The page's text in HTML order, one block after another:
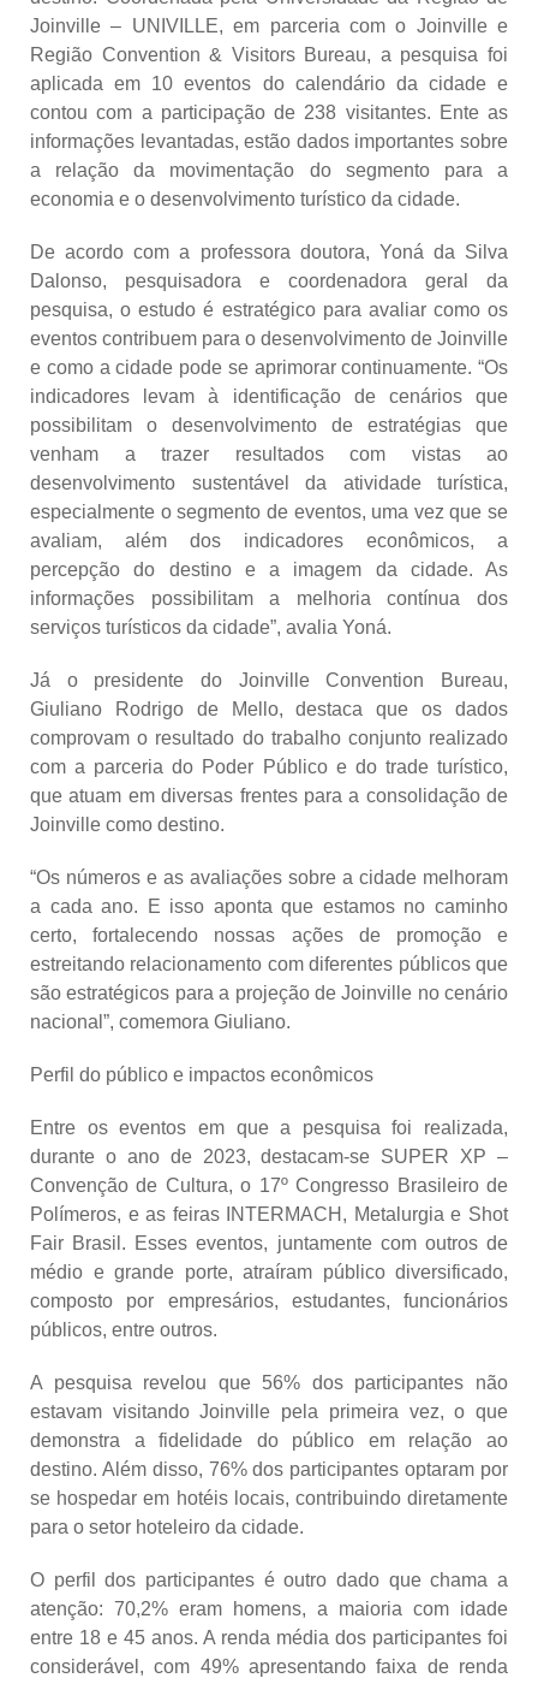
Joinville – UNIVILLE, em parceria com o Joinville e
Região Convention & Visitors Bureau, a pesquisa foi
aplicada em 10 eventos do calendário da cidade e
contou com a participação de 238 visitantes. Ente as
informações levantadas, estão dados importantes sobre
a relação da movimentação do segmento para a
economia e o desenvolvimento turístico da cidade.
De acordo com a professora doutora, Yoná da Silva
Dalonso, pesquisadora e coordenadora geral da
pesquisa, o estudo é estratégico para avaliar como os
eventos contribuem para o desenvolvimento de Joinville
e como a cidade pode se aprimorar continuamente. “Os
indicadores levam à identificação de cenários que
possibilitam o desenvolvimento de estratégias que
venham a trazer resultados com vistas ao
desenvolvimento sustentável da atividade turística,
especialmente o segmento de eventos, uma vez que se
avaliam, além dos indicadores econômicos, a
percepção do destino e a imagem da cidade. As
informações possibilitam a melhoria contínua dos
serviços turísticos da cidade”, avalia Yoná.
Já o presidente do Joinville Convention Bureau,
Giuliano Rodrigo de Mello, destaca que os dados
comprovam o resultado do trabalho conjunto realizado
com a parceria do Poder Público e do trade turístico,
que atuam em diversas frentes para a consolidação de
Joinville como destino.
“Os números e as avaliações sobre a cidade melhoram
a cada ano. E isso aponta que estamos no caminho
certo, fortalecendo nossas ações de promoção e
estreitando relacionamento com diferentes públicos que
são estratégicos para a projeção de Joinville no cenário
nacional”, comemora Giuliano.
Perfil do público e impactos econômicos
Entre os eventos em que a pesquisa foi realizada,
durante o ano de 2023, destacam-se SUPER XP –
Convenção de Cultura, o 17º Congresso Brasileiro de
Polímeros, e as feiras INTERMACH, Metalurgia e Shot
Fair Brasil. Esses eventos, juntamente com outros de
médio e grande porte, atraíram público diversificado,
composto por empresários, estudantes, funcionários
públicos, entre outros.
A pesquisa revelou que 56% dos participantes não
estavam visitando Joinville pela primeira vez, o que
demonstra a fidelidade do público em relação ao
destino. Além disso, 76% dos participantes optaram por
se hospedar em hotéis locais, contribuindo diretamente
para o setor hoteleiro da cidade.
O perfil dos participantes é outro dado que chama a
atenção: 70,2% eram homens, a maioria com idade
entre 18 e 45 anos. A renda média dos participantes foi
considerável, com 49% apresentando faixa de renda